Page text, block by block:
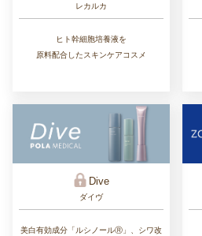
レカルカ
ヒト幹細胞培養液を
原料配合したスキンケアコスメ
Dive
ダイヴ
美白有効成分「ルシノールⓇ」、シワ改